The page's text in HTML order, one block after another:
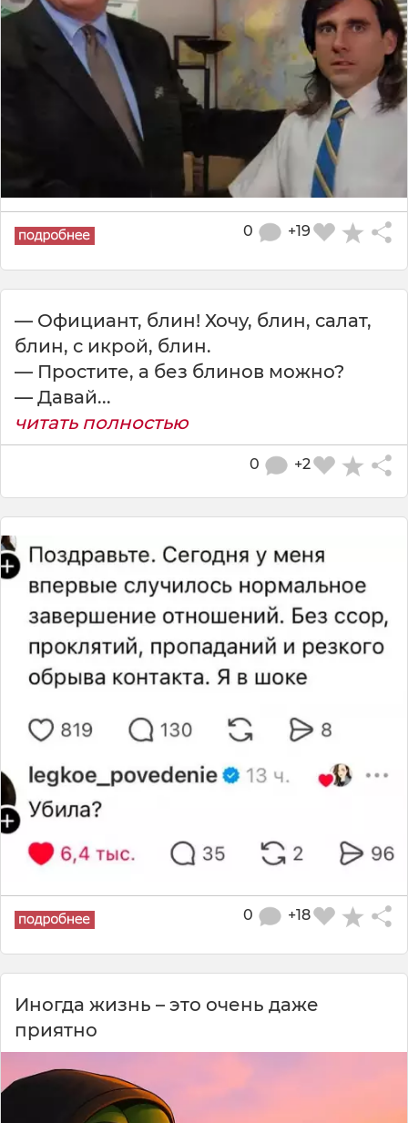
+19
0
— Официант, блин! Хочу, блин, салат,
блин, с икрой, блин.
— Простите, а без блинов можно?
— Давай...
читать полностью
+2
0
+18
0
Иногда жизнь – это очень даже
приятно